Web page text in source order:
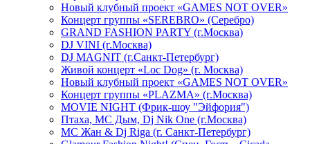
Новый клубный проект «GAMES NOT OVER»
Концерт группы «SEREBRO» (Серебро)
GRAND FASHION PARTY (г.Москва)
DJ VINI (г.Москва)
DJ MAGNIT (г.Санкт-Петербург)
Живой концерт «Loc Dog» (г. Москва)
Новый клубный проект «GAMES NOT OVER»
Концерт группы «PLAZMA» (г.Москва)
MOVIE NIGHT (Фрик-шоу "Эйфория")
Птаха, МС Дым, Dj Nik One (г.Москва)
МС Жан & Dj Riga (г. Санкт-Петербург)